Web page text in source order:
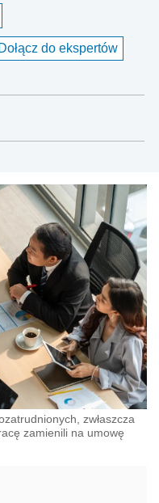
Dołącz do ekspertów
zwłaszcza
zamienili na umowę